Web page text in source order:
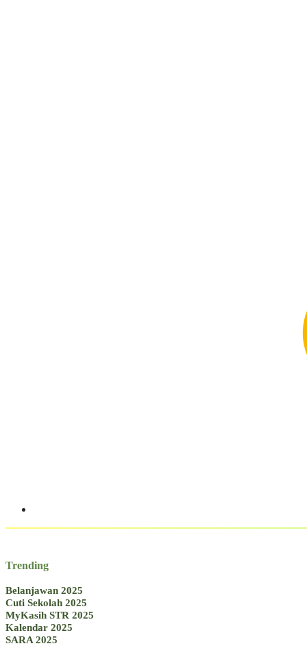
Trending
Belanjawan 2025
Cuti Sekolah 2025
MyKasih STR 2025
Kalendar 2025
SARA 2025